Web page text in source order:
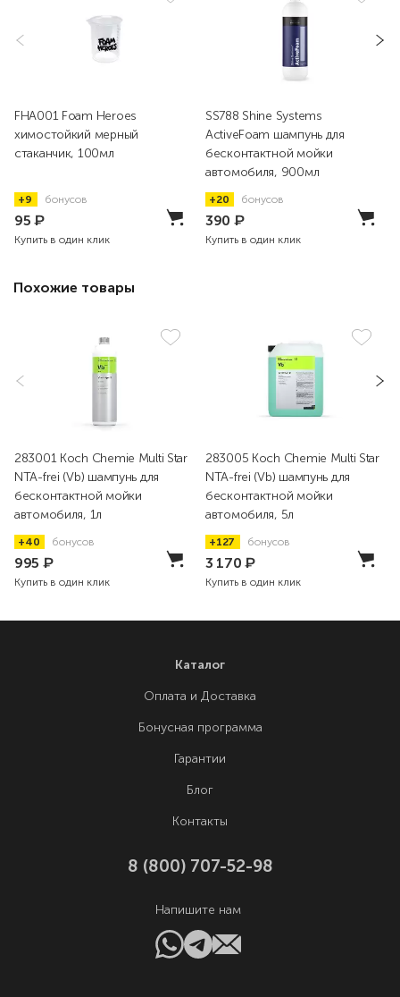
FHA001 Foam Heroes
химостойкий мерный
стаканчик, 100мл
+9 бонусов
95₽
Купить в один клик
SS788 Shine Systems
ActiveFoam шампунь для
бесконтактной мойки
автомобиля, 900мл
+20 бонусов
390 ₽
Купить в один клик
Похожие товары
283001 Koch Chemie Multi Star
NTA-frei (Vb) шампунь для
бесконтактной мойки
автомобиля, 1л
+40 бонусов
995 ₽
Купить в один клик
283005 Koch Chemie Multi Star
NTA-frei (Vb) шампунь для
бесконтактной мойки
автомобиля, 5л
+127 бонусов
3 170₽
Купить в один клик
Каталог
Оплата и Доставка
Бонусная программа
Гарантии
Блог
Контакты
8 (800) 707-52-98
Напишите нам